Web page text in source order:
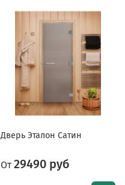
Дверь Эталон Сатин
От 29490 руб